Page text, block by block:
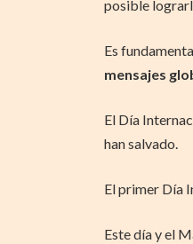
posible
Es
mensajes
El Día
han salvado.
El primer Día
Este día y el